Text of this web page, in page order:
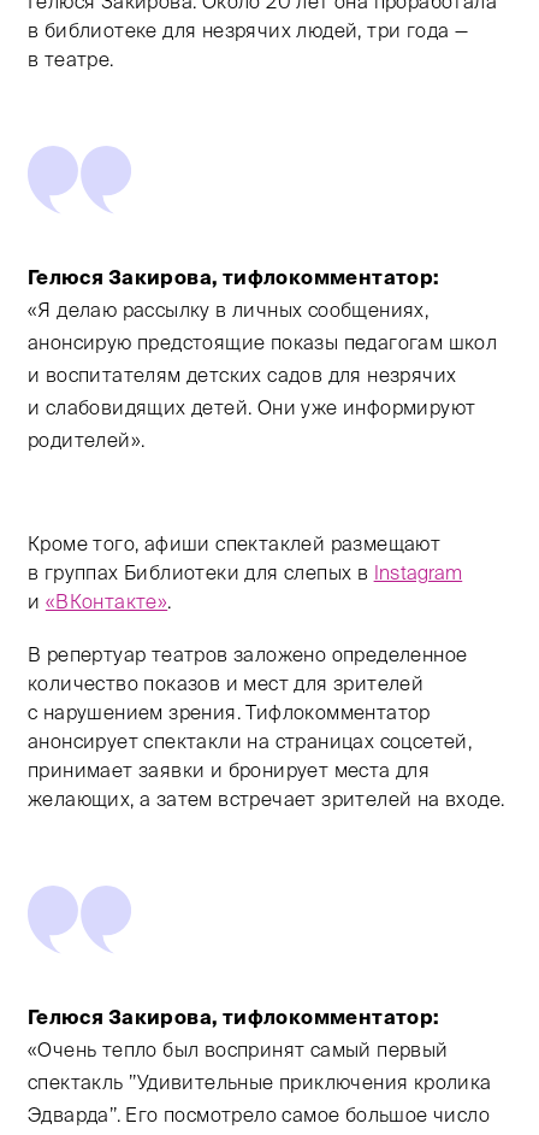
в библиотеке для незрячих людей, три года —
в театре.
Гелюся Закирова, тифлокомментатор:
«Я делаю рассылку в личных сообщениях,
анонсирую предстоящие показы педагогам школ
и воспитателям детских садов для незрячих
и слабовидящих детей. Они уже информируют
родителей».
Кроме того, афиши спектаклей размещают
в группах Библиотеки для слепых в Instagram
и «ВКонтакте».
В репертуар театров заложено определенное
количество показов и мест для зрителей
с нарушением зрения. Тифлокомментатор
анонсирует спектакли на страницах соцсетей,
принимает заявки и бронирует места для
желающих, а затем встречает зрителей на входе.
Гелюся Закирова, тифлокомментатор:
«Очень тепло был воспринят самый первый
спектакль ’’Удивительные приключения кролика
Эдварда’’. Его посмотрело самое большое число